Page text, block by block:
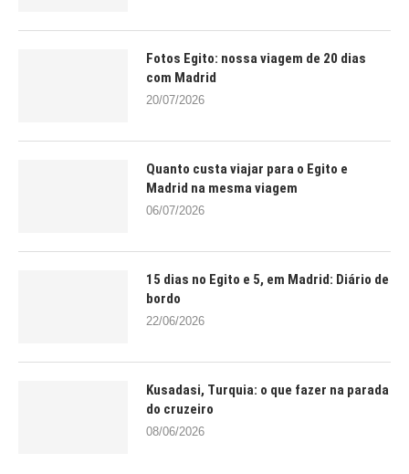
Fotos Egito: nossa viagem de 20 dias
com Madrid
20/07/2026
Quanto custa viajar para o Egito e
Madrid na mesma viagem
06/07/2026
15 dias no Egito e 5, em Madrid: Diário de
bordo
22/06/2026
Kusadasi, Turquia: o que fazer na parada
do cruzeiro
08/06/2026